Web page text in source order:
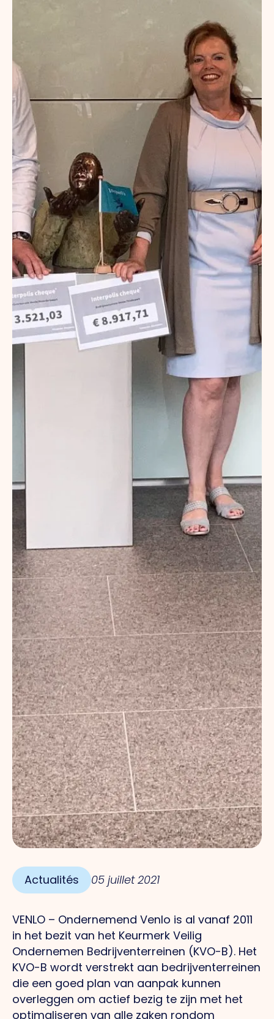
Actualités 05 juillet 2021
VENLO – Ondernemend Venlo is al vanaf 2011
in het bezit van het Keurmerk Veilig
Ondernemen Bedrijventerreinen (KVO-B). Het
KVO-B wordt verstrekt aan bedrijventerreinen
die een goed plan van aanpak kunnen
overleggen om actief bezig te zijn met het
optimaliseren van alle zaken rondom